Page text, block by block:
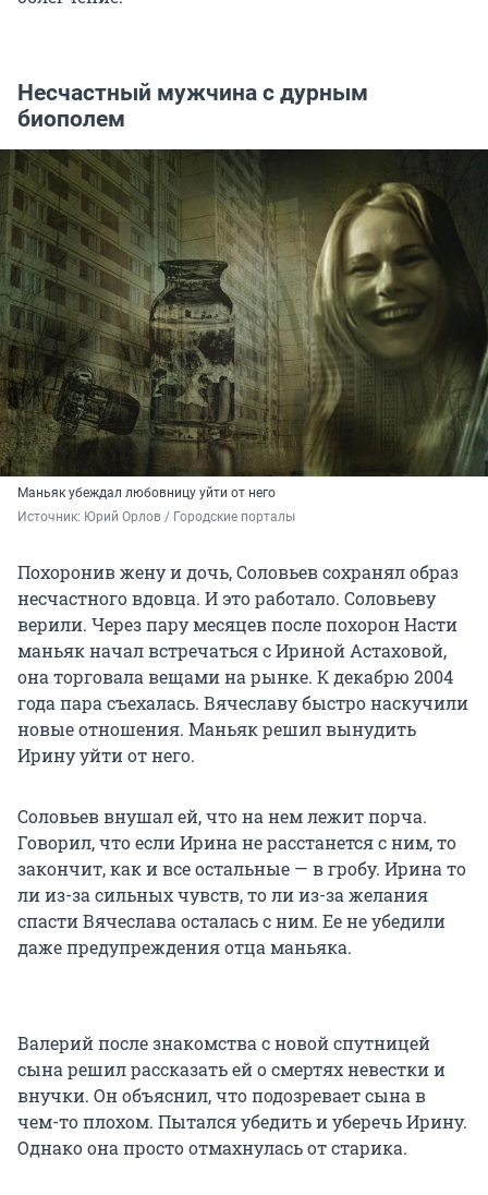
Несчастный мужчина с дурным
биополем
Маньяк убеждал любовницу уйти от него
Источник: Юрий Орлов / Городские порталы
Похоронив жену и дочь, Соловьев сохранял образ
несчастного вдовца. И это работало. Соловьеву
верили. Через пару месяцев после похорон Насти
маньяк начал встречаться с Ириной Астаховой,
она торговала вещами на рынке. К декабрю 2004
года пара съехалась. Вячеславу быстро наскучили
новые отношения. Маньяк решил вынудить
Ирину уйти от него.
Соловьев внушал ей, что на нем лежит порча.
Говорил, что если Ирина не расстанется с ним, то
закончит, как и все остальные — в гробу. Ирина то
ли из-за сильных чувств, то ли из-за желания
спасти Вячеслава осталась с ним. Ее не убедили
даже предупреждения отца маньяка.
Валерий после знакомства с новой спутницей
сына решил рассказать ей о смертях невестки и
внучки. Он объяснил, что подозревает сына в
чем-то плохом. Пытался убедить и уберечь Ирину.
Однако она просто отмахнулась от старика.